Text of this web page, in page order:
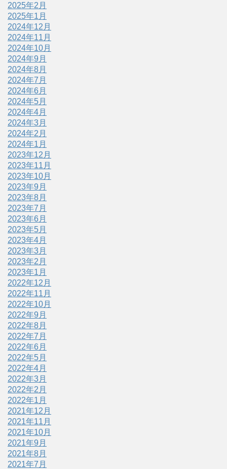
2025年2月
2025年1月
2024年12月
2024年11月
2024年10月
2024年9月
2024年8月
2024年7月
2024年6月
2024年5月
2024年4月
2024年3月
2024年2月
2024年1月
2023年12月
2023年11月
2023年10月
2023年9月
2023年8月
2023年7月
2023年6月
2023年5月
2023年4月
2023年3月
2023年2月
2023年1月
2022年12月
2022年11月
2022年10月
2022年9月
2022年8月
2022年7月
2022年6月
2022年5月
2022年4月
2022年3月
2022年2月
2022年1月
2021年12月
2021年11月
2021年10月
2021年9月
2021年8月
2021年7月